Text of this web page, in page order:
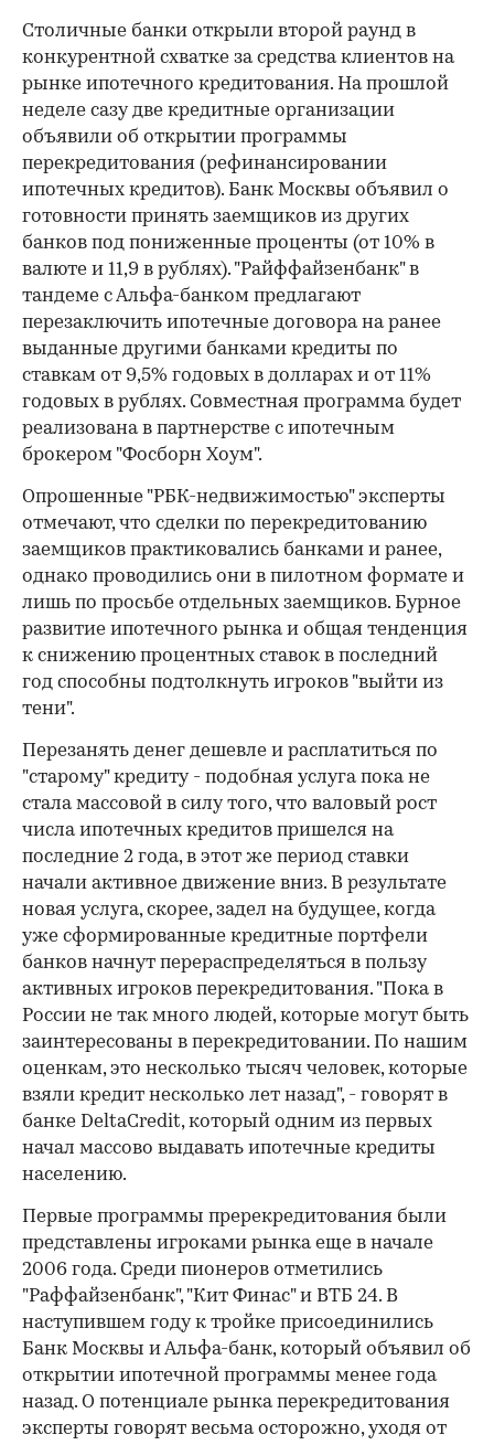
Столичные банки открыли второй раунд в
конкурентной схватке за средства клиентов на
рынке ипотечного кредитования. На прошлой
неделе сазу две кредитные организации
объявили об открытии программы
перекредитования (рефинансировании
ипотечных кредитов). Банк Москвы объявил о
готовности принять заемщиков из других
банков под пониженные проценты (от 10% в
валюте и 11,9 в рублях). "Райффайзенбанк" в
тандеме с Альфа-банком предлагают
перезаключить ипотечные договора на ранее
выданные другими банками кредиты по
ставкам от 9,5% годовых в долларах и от 11%
годовых в рублях. Совместная программа будет
реализована в партнерстве с ипотечным
брокером "Фосборн Хоум".
Опрошенные "РБК-недвижимостью" эксперты
отмечают, что сделки по перекредитованию
заемщиков практиковались банками и ранее,
однако проводились они в пилотном формате и
лишь по просьбе отдельных заемщиков. Бурное
развитие ипотечного рынка и общая тенденция
к снижению процентных ставок в последний
год способны подтолкнуть игроков "выйти из
тени".
Перезанять денег дешевле и расплатиться по
"старому" кредиту - подобная услуга пока не
стала массовой в силу того, что валовый рост
числа ипотечных кредитов пришелся на
последние 2 года, в этот же период ставки
начали активное движение вниз. В результате
новая услуга, скорее, задел на будущее, когда
уже сформированные кредитные портфели
банков начнут перераспределяться в пользу
активных игроков перекредитования. "Пока в
России не так много людей, которые могут быть
заинтересованы в перекредитовании. По нашим
оценкам, это несколько тысяч человек, которые
взяли кредит несколько лет назад", - говорят в
банке DeltaCredit, который одним из первых
начал массово выдавать ипотечные кредиты
населению.
Первые программы пререкредитования были
представлены игроками рынка еще в начале
2006 года. Среди пионеров отметились
"Раффайзенбанк", "Кит Финас" и ВТБ 24. В
наступившем году к тройке присоединились
Банк Москвы и Альфа-банк, который объявил об
открытии ипотечной программы менее года
назад. О потенциале рынка перекредитования
эксперты говорят весьма осторожно, уходя от